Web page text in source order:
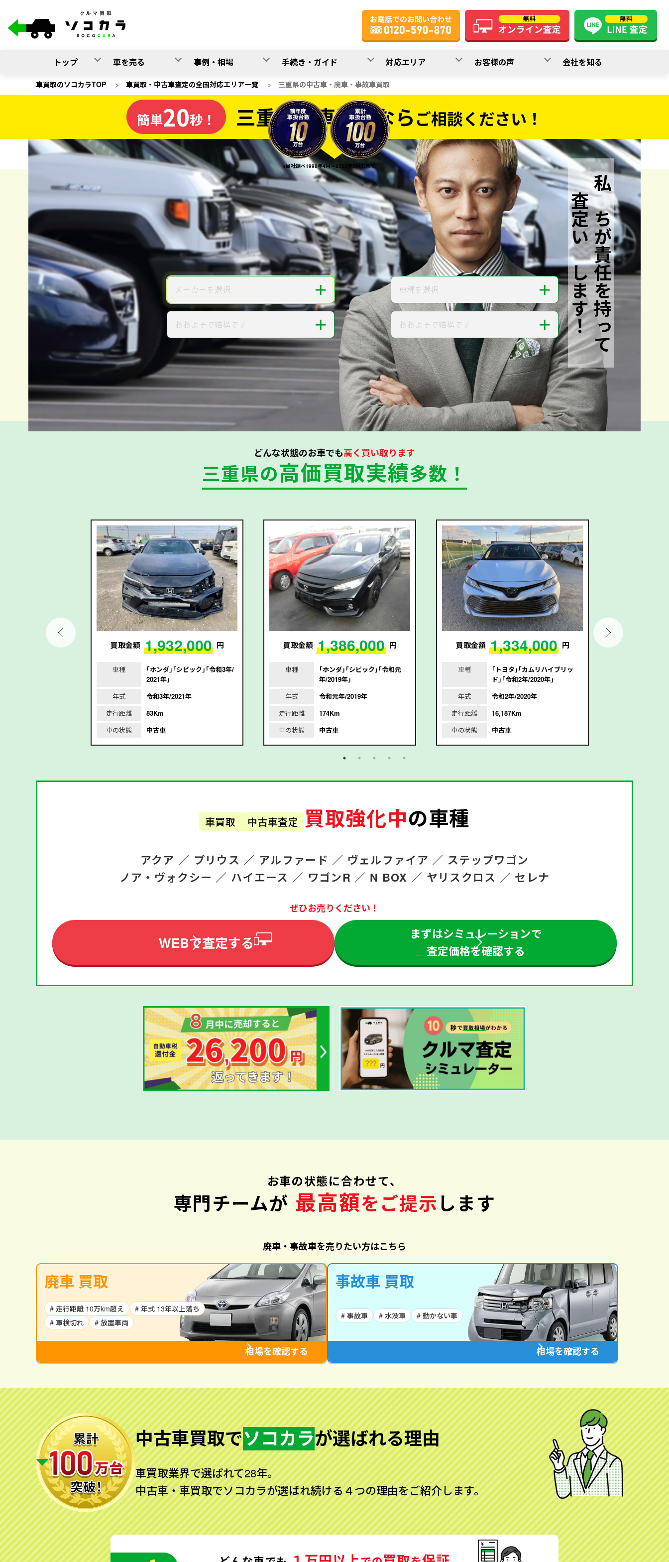
トップ 車を売る 事例・相場 手続き・ガイド 対応エリア お客様の声 会社を知る
車買取のソコカラTOP > 車買取・中古車査定の全国対応エリア一覧 > 三重県の中古車・廃車・事故車買取
三重県の車買取なら
ソコカラの
電話か出張か、高い方の査定を提案。
だから高価買取!
※当社調べ1998年4月～2025年3月末まで
私たちが責任を持って
査定いたします！
簡単20秒！ 三重県の車買取ならご相談ください！
20秒で入力完了！
無料でカンタンWeb査定
ご依頼いただいたお車を丁寧に査定いたします
メーカー メーカーを選択 ＋ 車種 車種を選択 ＋
年式 おおよそで結構です ＋ 走行距離 おおよそで結構です ＋
無料で査定する
どんな状態のお車でも高く買い取ります
三重県の高価買取実績多数！
円 買取金額 1,932,000 円
車種
｢ホンダ｣｢シビック｣｢令和3年/
2021年｣
年式
令和3年/2021年
走行距離
83Km
車の状態
中古車
買取金額 1,386,000 円
車種
｢ホンダ｣｢シビック｣｢令和元
年/2019年｣
年式
令和元年/2019年
走行距離
174Km
車の状態
中古車
買取金額 1,334,000 円
車種
｢トヨタ｣｢カムリハイブリッ
ド｣｢令和2年/2020年｣
年式
令和2年/2020年
走行距離
16,187Km
車の状態
中古車
車買取 中古車査定 買取強化中の車種
アクア ／ プリウス ／ アルファード ／ ヴェルファイア ／ ステップワゴン
ノア・ヴォクシー ／ ハイエース ／ ワゴンR ／ N BOX ／ ヤリスクロス ／ セレナ
ぜひお売りください！
WEBで査定する
まずはシミュレーションで
査定価格を確認する
お車の状態に合わせて、
専門チームが 最高額をご提示します
廃車・事故車を売りたい方はこちら
廃車 買取
# 走行距離 10万km超え
# 年式 13年以上落ち
# 車検切れ
# 放置車両
相場を確認する
事故車 買取
# 事故車 # 水没車 # 動かない車
相場を確認する
中古車買取でソコカラが選ばれる理由
車買取業界で選ばれて28年。
中古車・車買取でソコカラが選ばれ続ける４つの理由をご紹介します。